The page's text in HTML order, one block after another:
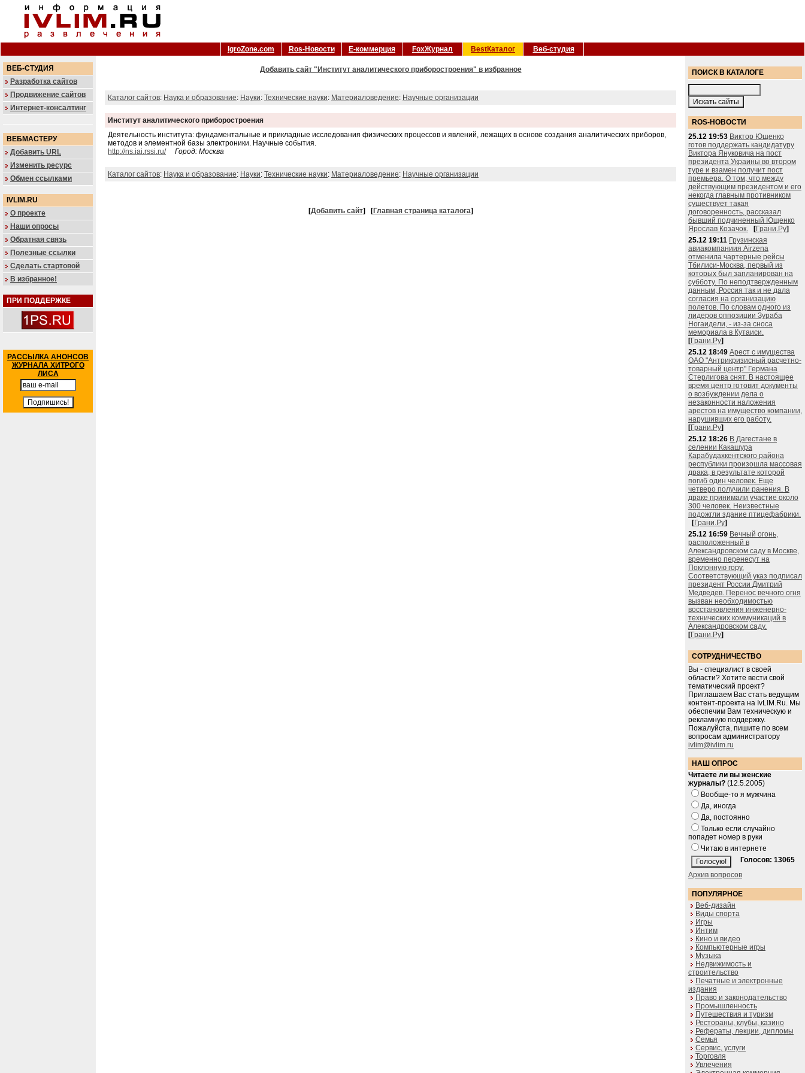
IgroZone.com Ros-Новости Е-коммерция FoxЖурнал BestКаталог Веб-студия
ВЕБ-СТУДИЯ
Разработка сайтов
Продвижение сайтов
Интернет-консалтинг
ВЕБМАСТЕРУ
Добавить URL
Изменить ресурс
Обмен ссылками
IVLIM.RU
О проекте
Наши опросы
Обратная связь
Полезные ссылки
Сделать стартовой
В избранное!
ПРИ ПОДДЕРЖКЕ
РАССЫЛКА АНОНСОВ
ЖУРНАЛА ХИТРОГО
ЛИСА
Добавить сайт "Институт аналитического приборостроения" в избранное
Каталог сайтов: Наука и образование: Науки: Технические науки: Материаловедение: Научные организации
Институт аналитического приборостроения
Деятельность института: фундаментальные и прикладные исследования физических процессов и явлений, лежащих в основе создания аналитических приборов,
методов и элементной базы электроники. Научные события.
http://ns.iai.rssi.ru/
Город: Москва
Каталог сайтов: Наука и образование: Науки: Технические науки: Материаловедение: Научные организации
[Добавить сайт] [Главная страница каталога]
ПОИСК В КАТАЛОГЕ
ROS-НОВОСТИ
25.12 19:53 Виктор Ющенко
готов поддержать кандидатуру
Виктора Януковича на пост
президента Украины во втором
туре и взамен получит пост
премьера. О том, что между
действующим президентом и его
некогда главным противником
существует такая
договоренность, рассказал
бывший подчиненный Ющенко
Ярослав Козачок.
[Грани.Ру]
25.12 19:11 Грузинская
авиакомпаниия Airzena
отменила чартерные рейсы
Тбилиси-Москва, первый из
которых был запланирован на
субботу. По неподтвержденным
данным, Россия так и не дала
согласия на организацию
полетов. По словам одного из
лидеров оппозиции Зураба
Ногаидели, - из-за сноса
мемориала в Кутаиси.
[Грани.Ру]
25.12 18:49 Арест с имущества
ОАО "Антрикризисный расчетно-
товарный центр" Германа
Стерлигова снят. В настоящее
время центр готовит документы
о возбуждении дела о
незаконности наложения
арестов на имущество компании,
нарушивших его работу.
[Грани.Ру]
25.12 18:26 В Дагестане в
селении Какашура
Карабудахкентского района
республики произошла массовая
драка, в результате которой
погиб один человек. Еще
четверо получили ранения. В
драке принимали участие около
300 человек. Неизвестные
подожгли здание птицефабрики.
[Грани.Ру]
25.12 16:59 Вечный огонь,
расположенный в
Александровском саду в Москве,
временно перенесут на
Поклонную гору.
Соответствующий указ подписал
президент России Дмитрий
Медведев. Перенос вечного огня
вызван необходимостью
восстановления инженерно-
технических коммуникаций в
Александровском саду.
[Грани.Ру]
СОТРУДНИЧЕСТВО
Вы - специалист в своей
области? Хотите вести свой
тематический проект?
Приглашаем Вас стать ведущим
контент-проекта на IvLIM.Ru. Мы
обеспечим Вам техническую и
рекламную поддержку.
Пожалуйста, пишите по всем
вопросам администратору
ivlim@ivlim.ru
НАШ ОПРОС
Читаете ли вы женские
журналы? (12.5.2005)
Вообще-то я мужчина
Да, иногда
Да, постоянно
Только если случайно
попадет номер в руки
Читаю в интернете
Голосов: 13065
Архив вопросов
ПОПУЛЯРНОЕ
Веб-дизайн
Виды спорта
Игры
Интим
Кино и видео
Компьютерные игры
Музыка
Недвижимость и
строительство
Печатные и электронные
издания
Право и законодательство
Промышленность
Путешествия и туризм
Рестораны, клубы, казино
Рефераты, лекции, дипломы
Семья
Сервис, услуги
Торговля
Увлечения